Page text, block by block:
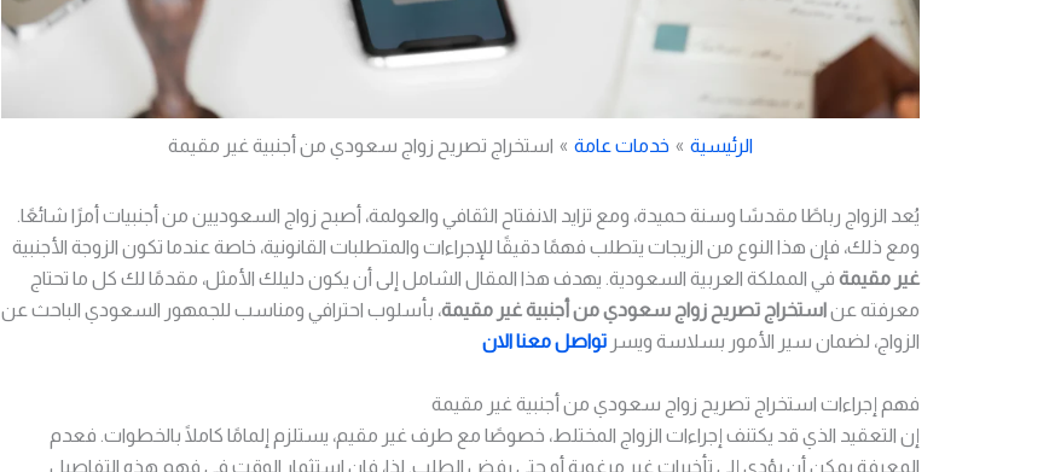
الرئيسية خدمات عامة استخراج تصريح زواج سعودي من أجنبية غير مقيمة
يُعد الزواج رباطًا مقدسًا وسنة حميدة، ومع تزايد الانفتاح الثقافي والعولمة، أصبح زواج السعوديين من أجنبيات أمرًا شائعًا.
ومع ذلك، فإن هذا النوع من الزيجات يتطلب فهمًا دقيقًا للإجراءات والمتطلبات القانونية، خاصة عندما تكون الزوجة الأجنبية
غير مقيمة في المملكة العربية السعودية. يهدف هذا المقال الشامل إلى أن يكون دليلك الأمثل، مقدمًا لك كل ما تحتاج
معرفته عناستخراج تصريح زواج سعودي من أجنبية غير مقيمة، بأسلوب احترافي ومناسب للجمهور السعودي الباحث عن
الزواج، لضمان سير الأمور بسلاسة ويسر تواصل معنا الان
فهم إجراءات استخراج تصريح زواج سعودي من أجنبية غير مقيمة
إن التعقيد الذي قد يكتنف إجراءات الزواج المختلط، خصوصًا مع طرف غير مقيم، يستلزم إلمامًا كاملًا بالخطوات. فعدم
المعرفة يمكن أن يؤدي إلى تأخيرات غير مرغوبة أو حتى رفض الطلب. لذا، فإن استثمار الوقت في فهم هذه التفاصيل